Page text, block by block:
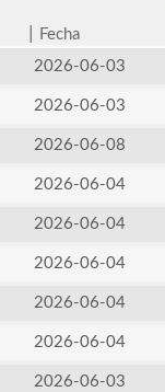
Fecha
2026-06-03
2026-06-03
2026-06-08
2026-06-04
2026-06-04
2026-06-04
2026-06-04
2026-06-04
2026-06-03